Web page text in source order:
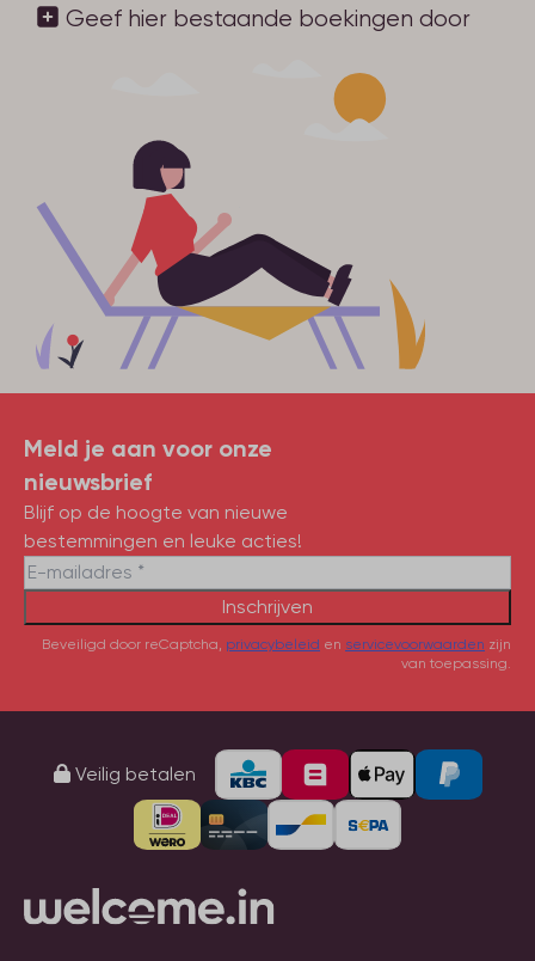
Geef hier bestaande boekingen door
Meld je aan voor onze
nieuwsbrief
Blijf op de hoogte van nieuwe
bestemmingen en leuke acties!
Inschrijven
Beveiligd door reCaptcha, privacybeleid en servicevoorwaarden zijn
van toepassing.
Veilig betalen